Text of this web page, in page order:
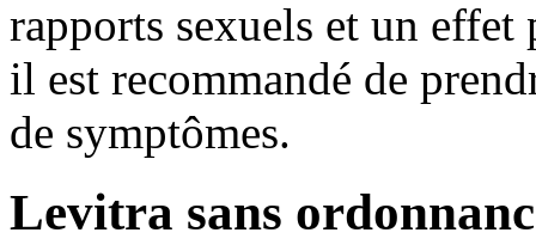
rapports sexuels et un
il est recommandé de
de symptômes.
Levitra sans